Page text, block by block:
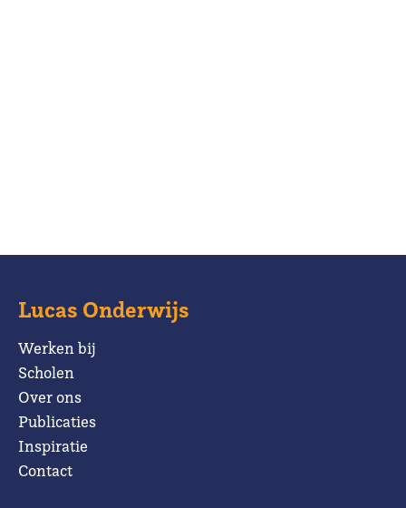
Lucas Onderwijs
Werken bij
Scholen
Over ons
Publicaties
Inspiratie
Contact